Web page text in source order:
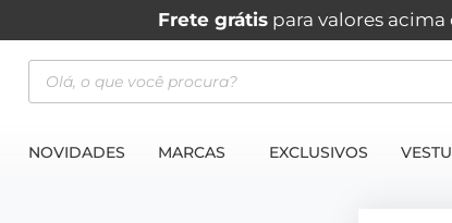
Frete grátispara valores acima
NOVIDADES MARCAS EXCLUSIVOS